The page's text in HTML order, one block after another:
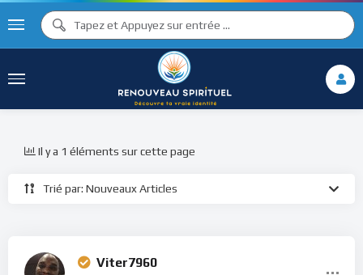
Trié par: Nouveaux Articles
Il y a 1 éléments sur cette page
Viter7960